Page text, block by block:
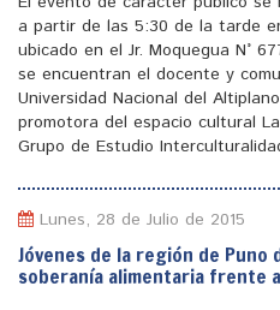
a partir de las 5:30 de la tarde
ubicado en el Jr. Moquegua N°
se encuentran el docente y
Universidad Nacional del
promotora del espacio cultural
Grupo de Estudio
Lunes, 28 de Julio de 2015
Jóvenes de la región de
soberanía alimentaria frente